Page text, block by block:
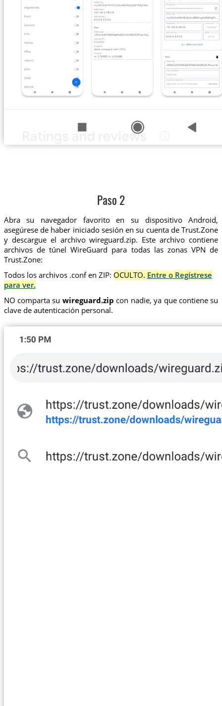
Paso 2
Abra su navegador favorito en su dispositivo Android,
asegúrese de haber iniciado sesión en su cuenta de Trust.Zone
y descargue el archivo wireguard.zip. Este archivo contiene
archivos de túnel WireGuard para todas las zonas VPN de
Trust.Zone:
Todos los archivos .conf en ZIP: OCULTO. Entre o Regístrese
para ver.
NO comparta su wireguard.zip con nadie, ya que contiene su
clave de autenticación personal.